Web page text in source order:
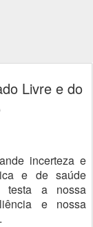
Livre e do
incerteza e
e de saúde
testa a nossa
e nossa